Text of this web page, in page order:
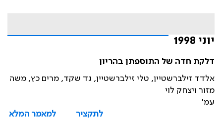
יוני 1998
דלקת חדה של התוספתן בהריון
אלדד זילברשטיין, טלי זילברשטיין, גד שקד, מרים כץ, משה
מזור ויצחק לוי
עמ'
לתקציר
למאמר המלא